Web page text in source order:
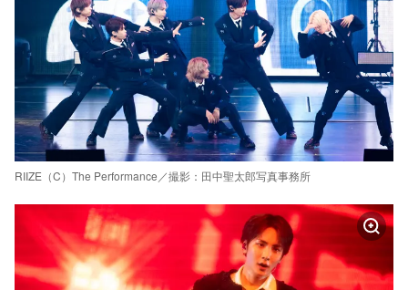
RIIZE（C）The Performance／撮影：田中聖太郎写真事務所